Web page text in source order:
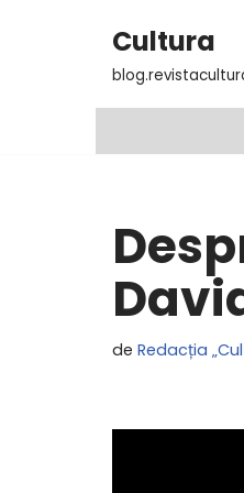
Cultura
de Redacția